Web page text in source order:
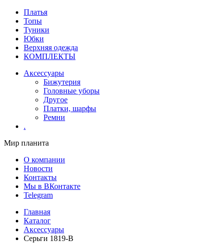
Платья
Топы
Туники
Юбки
Верхняя одежда
КОМПЛЕКТЫ
Аксессуары
Бижутерия
Головные уборы
Другое
Платки, шарфы
Ремни
.
Мир планита
О компании
Новости
Контакты
Мы в ВКонтакте
Telegram
Главная
Каталог
Аксессуары
Серьги 1819-В